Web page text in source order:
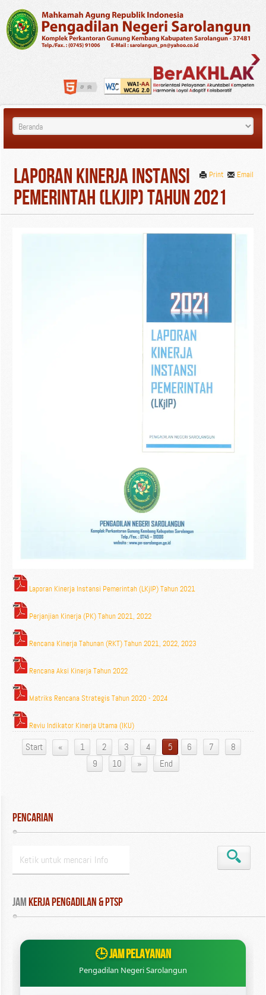
Email
Print
Laporan Kinerja Instansi
Pemerintah (LKjIP) Tahun 2021
Laporan Kinerja Instansi Pemerintah (LKjIP) Tahun 2021
Perjanjian Kinerja (PK) Tahun 2021, 2022
Rencana Kinerja Tahunan (RKT) Tahun 2021, 2022, 2023
Rencana Aksi Kinerja Tahun 2022
Matriks Rencana Strategis Tahun 2020 - 2024
Reviu Indikator Kinerja Utama (IKU)
Start « 1 2 3 4 5 6 7
8
9
10 » End
Pencarian
Jam Kerja Pengadilan & PTSP
🕒 JAM PELAYANAN
Pengadilan Negeri Sarolangun